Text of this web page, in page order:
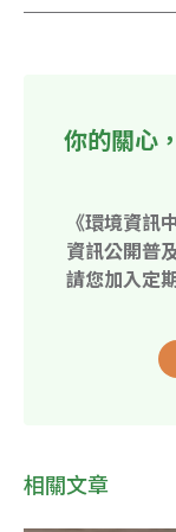
你的關心
《環境資訊
資訊公開普
請您加入定
相關文章